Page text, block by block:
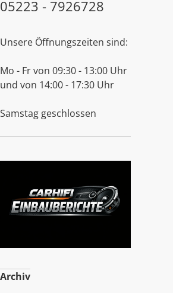
05223 - 7926728
Unsere Öffnungszeiten sind:
Mo - Fr von 09:30 - 13:00 Uhr
und von 14:00 - 17:30 Uhr
Samstag geschlossen
Archiv